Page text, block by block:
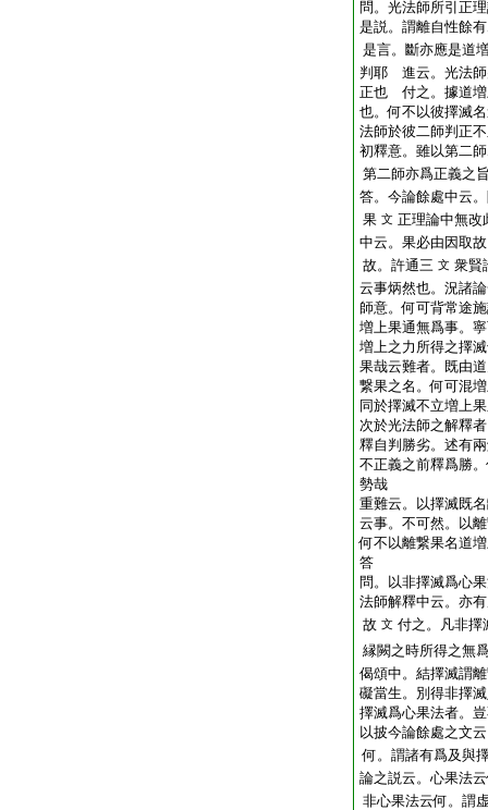
問。光法師所引正
是説。謂離自性餘
是言。斷亦應是道
判耶 進云。光法師
正也 付之。據道増
也。何不以彼擇滅
法師於彼二師判正
初釋意。雖以第二
第二師亦爲正義之
答。今論餘處中云
果 文 正理論中無改
中云。果必由因取
故。許通三 文 衆賢
云事炳然也。況諸
師意。何可背常途
増上果通無爲事。
増上之力所得之擇
果哉云難者。既由
繋果之名。何可混
同於擇滅不立増上
次於光法師之解釋
釋自判勝劣。述有
不正義之前釋爲勝
勢哉
重難云。以擇滅既
云事。不可然。以
何不以離繋果名道
答
問。以非擇滅爲心
法師解釋中云。亦
故 文 付之。凡非擇
縁闕之時所得之無
偈頌中。結擇滅謂
礙當生。別得非擇
擇滅爲心果法者。
以披今論餘處之文
何。謂諸有爲及與
論之説云。心果法
非心果法云何。謂